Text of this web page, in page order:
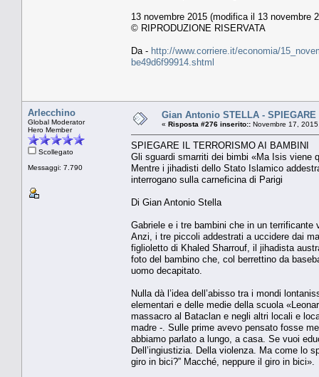
13 novembre 2015 (modifica il 13 novembre
© RIPRODUZIONE RISERVATA
Da - http://www.corriere.it/economia/
be49d6f99914.shtml
Arlecchino
Global Moderator
Hero Member
Scollegato
Messaggi: 7.790
Gian Antonio STELLA - SPIEGARE
« Risposta #276 inserito:: Novembre 17,
SPIEGARE IL TERRORISMO AI BAMBINI
Gli sguardi smarriti dei bimbi «Ma Isis viene
Mentre i jihadisti dello Stato Islamico
interrogano sulla carneficina di Parigi
Di Gian Antonio Stella
Gabriele e i tre bambini che in un terrificante
Anzi, i tre piccoli addestrati a uccidere dai
figlioletto di Khaled Sharrouf, il jihadista
foto del bambino che, col berrettino da
uomo decapitato.
Nulla dà l’idea dell’abisso tra i mondi
elementari e delle medie della scuola
massacro al Bataclan e negli altri locali e
madre -. Sulle prime avevo pensato fosse
abbiamo parlato a lungo, a casa. Se vuoi
Dell’ingiustizia. Della violenza. Ma come lo
giro in bici?” Macché, neppure il giro in bici».